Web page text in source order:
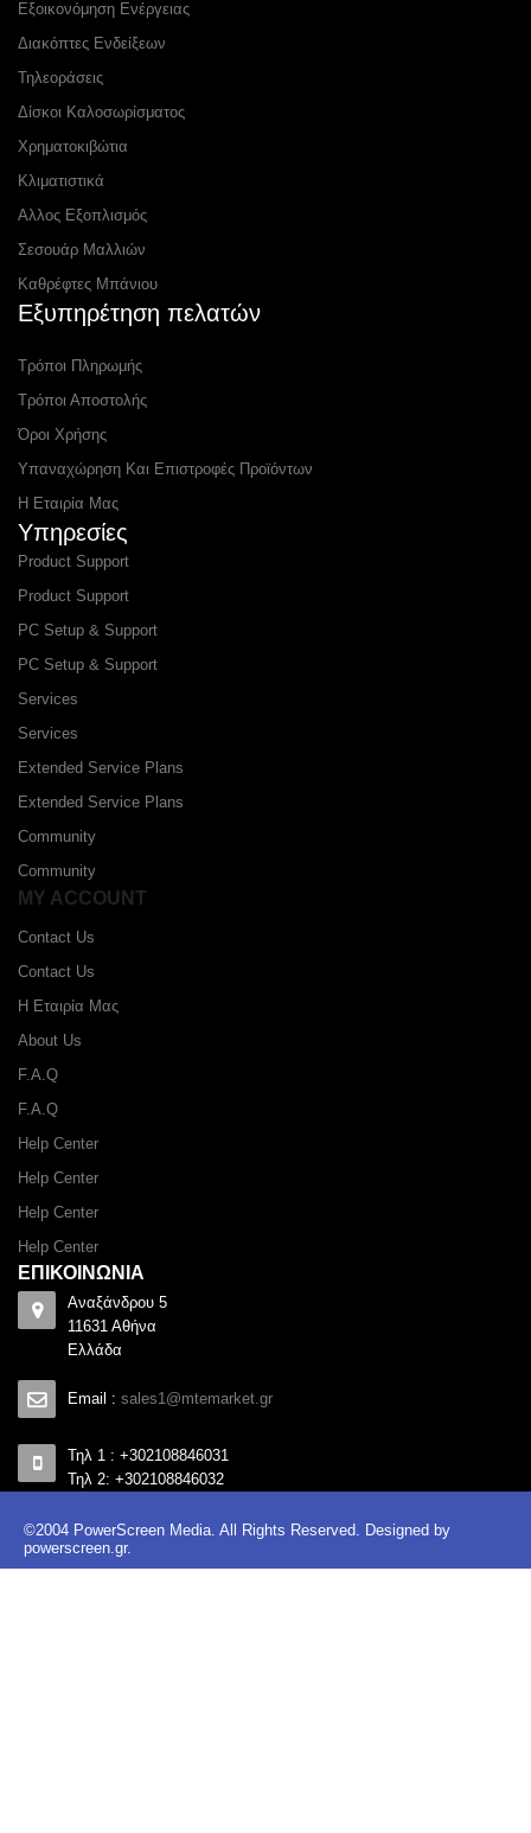
Εξοικονόμηση Ενέργειας
Διακόπτες Ενδείξεων
Τηλεοράσεις
Δίσκοι Καλοσωρίσματος
Χρηματοκιβώτια
Κλιματιστικά
Αλλος Εξοπλισμός
Σεσουάρ Μαλλιών
Καθρέφτες Μπάνιου
Εξυπηρέτηση πελατών
Τρόποι Πληρωμής
Τρόποι Αποστολής
Όροι Χρήσης
Υπαναχώρηση Και Επιστροφές Προϊόντων
Η Εταιρία Μας
Υπηρεσίες
Product Support
Product Support
PC Setup & Support
PC Setup & Support
Services
Services
Extended Service Plans
Extended Service Plans
Community
Community
MY ACCOUNT
Contact Us
Contact Us
Η Εταιρία Μας
About Us
F.A.Q
F.A.Q
Help Center
Help Center
Help Center
Help Center
ΕΠΙΚΟΙΝΩΝΙΑ
Αναξάνδρου 5
11631 Αθήνα
Ελλάδα
Email : sales1@mtemarket.gr
Τηλ 1 : +302108846031
Τηλ 2: +302108846032
©2004 PowerScreen Media. All Rights Reserved. Designed by
powerscreen.gr.